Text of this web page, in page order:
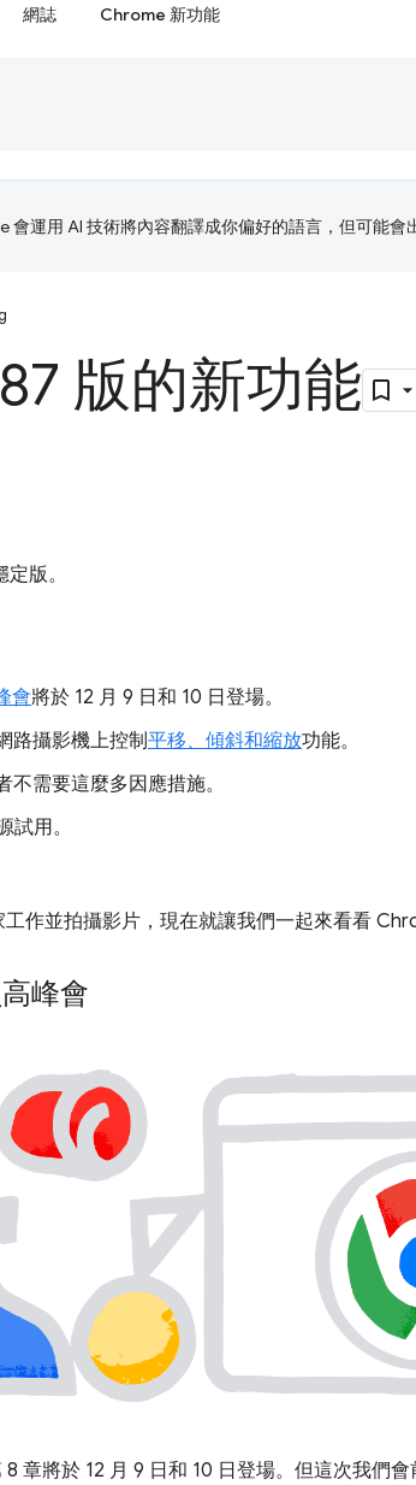
網誌 Chrome 新功能
會運用 AI 技術將內容翻譯成你偏好的語言，但可能會
版的新功能
版。
會將於 12 月 9 日和 10 日登場。
路攝影機上控制平移、傾斜和縮放功能。
不需要這麼多因應措施。
試用。
工作並拍攝影片，現在就讓我們一起來看看
峰會
章將於 12 月 9 日和 10 日登場。但這次我們